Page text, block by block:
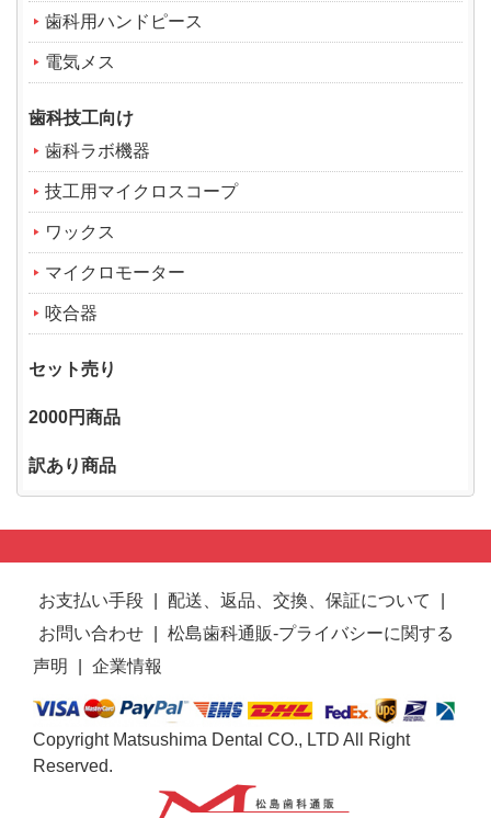
歯科用ハンドピース
電気メス
歯科技工向け
歯科ラボ機器
技工用マイクロスコープ
ワックス
マイクロモーター
咬合器
セット売り
2000円商品
訳あり商品
お支払い手段 配送、返品、交換、保証について
お問い合わせ
松島歯科通販-プライバシーに関する
声明
企業情報
Copyright Matsushima Dental CO., LTD All Right
Reserved.